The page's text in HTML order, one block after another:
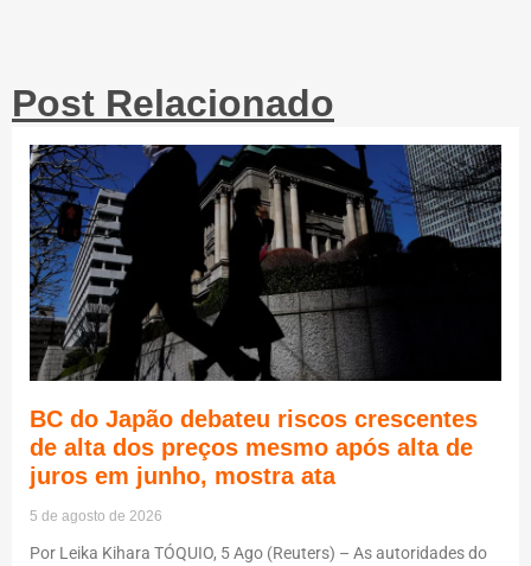
Post Relacionado
BC do Japão debateu riscos crescentes
de alta dos preços mesmo após alta de
juros em junho, mostra ata
5 de agosto de 2026
Por Leika Kihara TÓQUIO, 5 Ago (Reuters) – As autoridades do